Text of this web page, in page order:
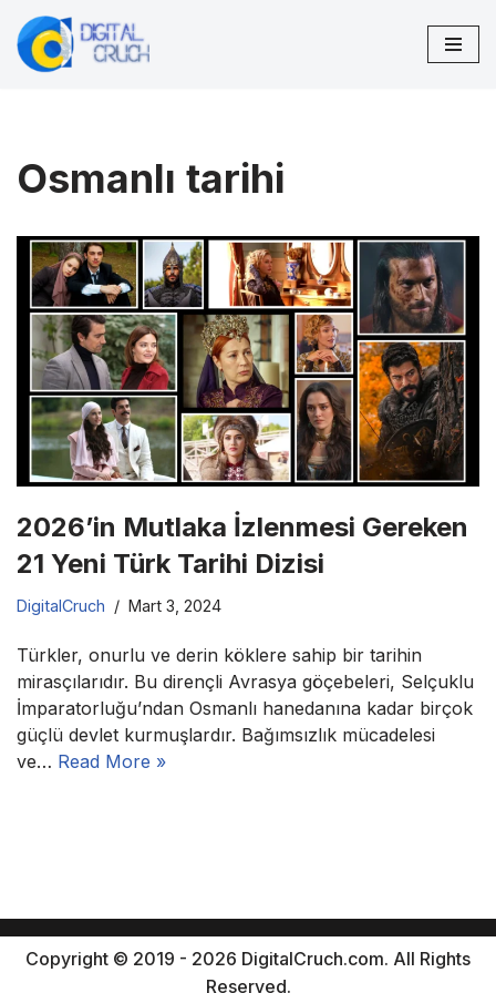
İçeriğe
Osmanlı tarihi
2026’in Mutlaka İzlenmesi Gereken
21 Yeni Türk Tarihi Dizisi
DigitalCruch Mart 3, 2024
Türkler, onurlu ve derin köklere sahip bir tarihin
mirasçılarıdır. Bu dirençli Avrasya göçebeleri, Selçuklu
İmparatorluğu’ndan Osmanlı hanedanına kadar birçok
güçlü devlet kurmuşlardır. Bağımsızlık mücadelesi
ve… Read More »
Copyright © 2019 - 2026 DigitalCruch.com. All Rights
Reserved.